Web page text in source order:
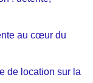
au cœur du
de location sur la